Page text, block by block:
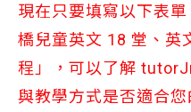
現在只要填寫以下表
橋兒童英文 18 堂、英
程」，可以了解
與教學方式是否適合